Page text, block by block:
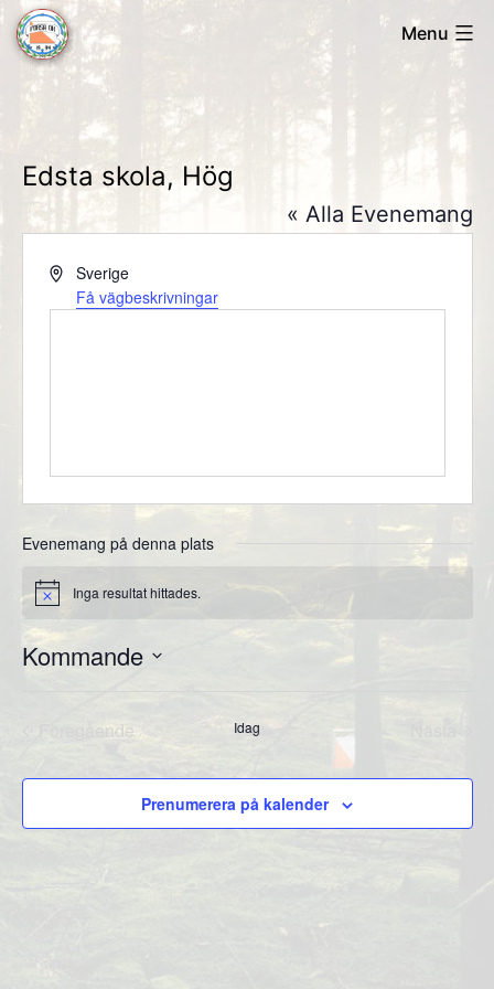
Skip
to
content
Forsa
Menu
Edsta skola, Hög
« Alla Evenemang
AdressSverige
Få vägbeskrivningar
Evenemang på denna plats
Notis Inga resultat hittades.
Kommande
Föregående
Evenemang
Idag
Prenumerera på kalender